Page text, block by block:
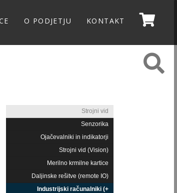
O PODJETJU KONTAKT
Strojni vid
Senzorika
Ojačevalniki in indikatorji
Strojni vid (Vision)
Merilno krmilne kartice
Daljinske rešitve (remote IO)
Industrijski računalniki (+